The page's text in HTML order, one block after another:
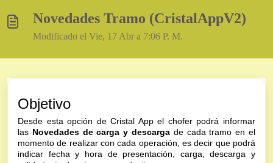
Novedades Tramo (CristalAppV2)
Modificado el Vie, 17 Abr a 7:06 P. M.
Objetivo
Desde esta opción de Cristal App el chofer podrá informar
las Novedades de carga y descarga de cada tramo en el
momento de realizar con cada operación, es decir que podrá
indicar fecha y hora de presentación, carga, descarga y